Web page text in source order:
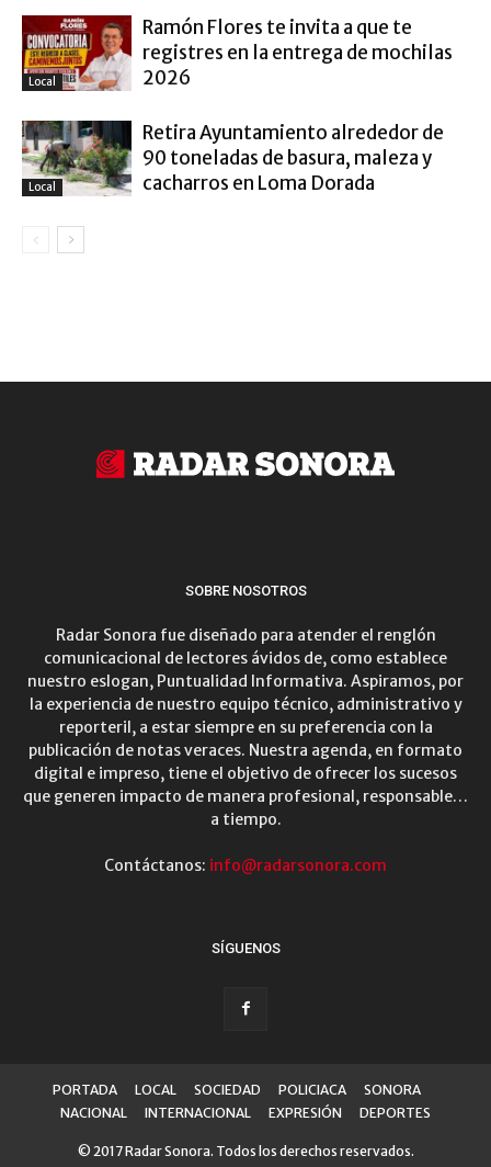
Local
Ramón Flores te invita a que te
registres en la entrega de mochilas
2026
Local
Retira Ayuntamiento alrededor de
90 toneladas de basura, maleza y
cacharros en Loma Dorada
SOBRE NOSOTROS
Radar Sonora fue diseñado para atender el renglón
comunicacional de lectores ávidos de, como establece
nuestro eslogan, Puntualidad Informativa. Aspiramos, por
la experiencia de nuestro equipo técnico, administrativo y
reporteril, a estar siempre en su preferencia con la
publicación de notas veraces. Nuestra agenda, en formato
digital e impreso, tiene el objetivo de ofrecer los sucesos
que generen impacto de manera profesional, responsable…
a tiempo.
Contáctanos: info@radarsonora.com
SÍGUENOS
PORTADA LOCAL SOCIEDAD POLICIACA
SONORA
NACIONAL
INTERNACIONAL EXPRESIÓN DEPORTES
© 2017 Radar Sonora. Todos los derechos reservados.